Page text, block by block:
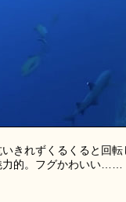
きれずくるくると回
力的。フグかわいい……